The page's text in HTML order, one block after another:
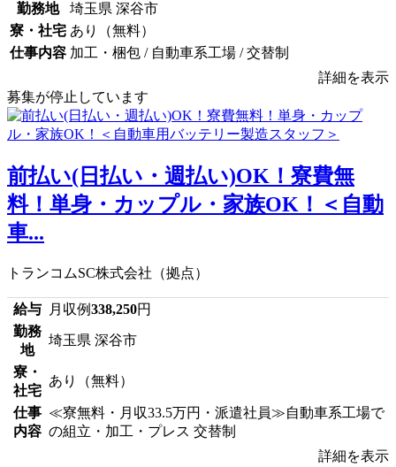
勤務地
埼玉県 深谷市
寮・社宅 あり（無料）
仕事内容 加工・梱包 / 自動車系工場 / 交替制
詳細を表示
募集が停止しています
前払い(日払い・週払い)OK！寮費無
料！単身・カップル・家族OK！＜自動
車...
トランコムSC株式会社（拠点）
給与 月収例338,250円
勤務
地
埼玉県 深谷市
寮・
社宅
あり（無料）
仕事
内容
≪寮無料・月収33.5万円・派遣社員≫自動車系工場で
の組立・加工・プレス 交替制
詳細を表示